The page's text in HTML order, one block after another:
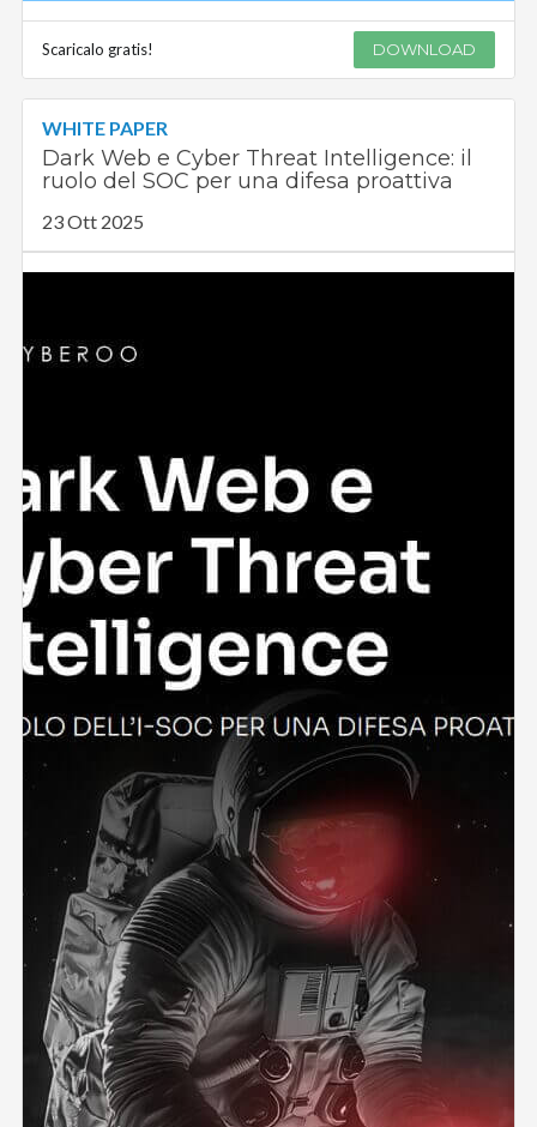
Scaricalo gratis! DOWNLOAD
WHITE PAPER
Dark Web e Cyber Threat Intelligence: il
ruolo del SOC per una difesa proattiva
23 Ott 2025